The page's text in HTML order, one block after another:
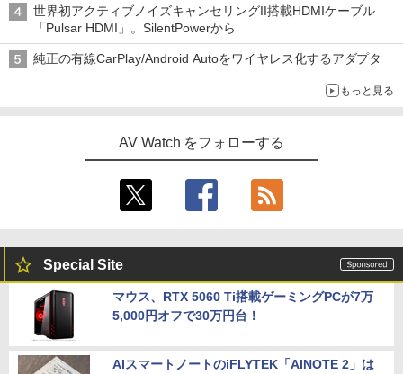
世界初アクティブノイズキャンセリングII搭載HDMIケーブル
「Pulsar HDMI」。SilentPowerから
純正の有線CarPlay/Android Autoをワイヤレス化するアダプタ
もっと見る
AV Watch をフォローする
Special Site
マウス、RTX 5060 Ti搭載ゲーミングPCが7万
5,000円オフで30万円台！
AIスマートノートのiFLYTEK「AINOTE 2」は